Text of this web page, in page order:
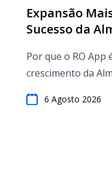
Expansão
Sucesso da
Por que o RO
crescimento da
6 Agosto 2026